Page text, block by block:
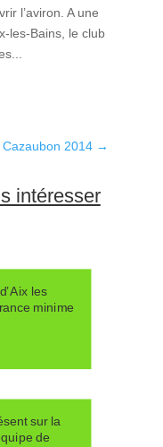
l’aviron. A une
les-Bains, le club
2014 →
intéresser
les
minime
sur la
de